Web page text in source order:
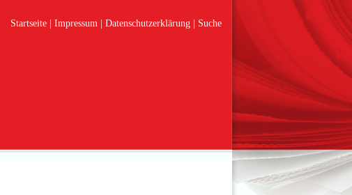
Startseite
Impressum Datenschutzerklärung Suche